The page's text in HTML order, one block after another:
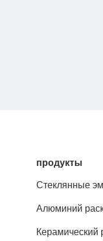
продукты
Стеклянные
Алюминий
Керамический